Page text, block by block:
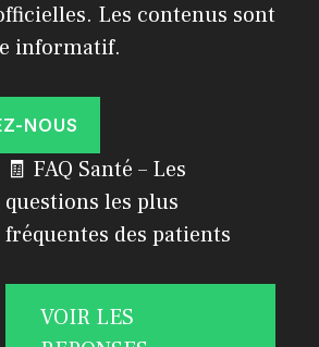
Les contenus sont
informatif.
NOUS
🧾 FAQ Santé – Les
questions les plus
fréquentes des patients
VOIR LES